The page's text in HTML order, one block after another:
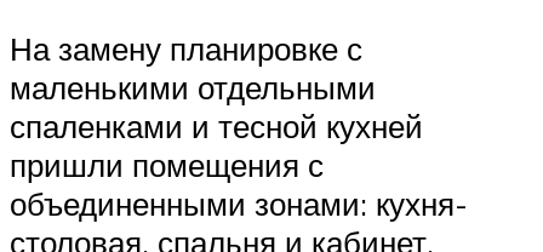
На замену планировке с
маленькими отдельными
спаленками и тесной кухней
пришли помещения с
объединенными зонами: кухня-
столовая, спальня и кабинет,